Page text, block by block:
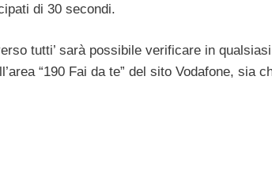
di 30 secondi.
tutti’ sarà possibile verificare in
“190 Fai da te” del sito Vodafone, sia